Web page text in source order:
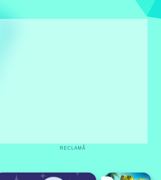
RECLAMĂ